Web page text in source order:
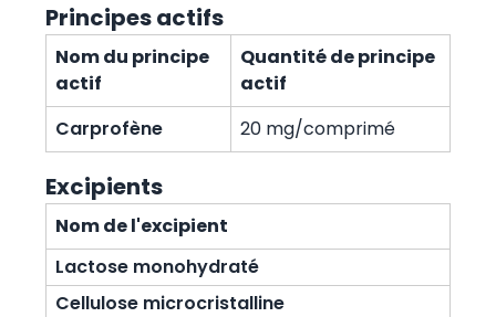
Principes actifs
Nom du principe
actif
Quantité de principe
actif
Carprofène
20 mg/comprimé
Excipients
Nom de l'excipient
Lactose monohydraté
Cellulose microcristalline